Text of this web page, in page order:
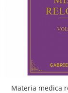
Materia medica